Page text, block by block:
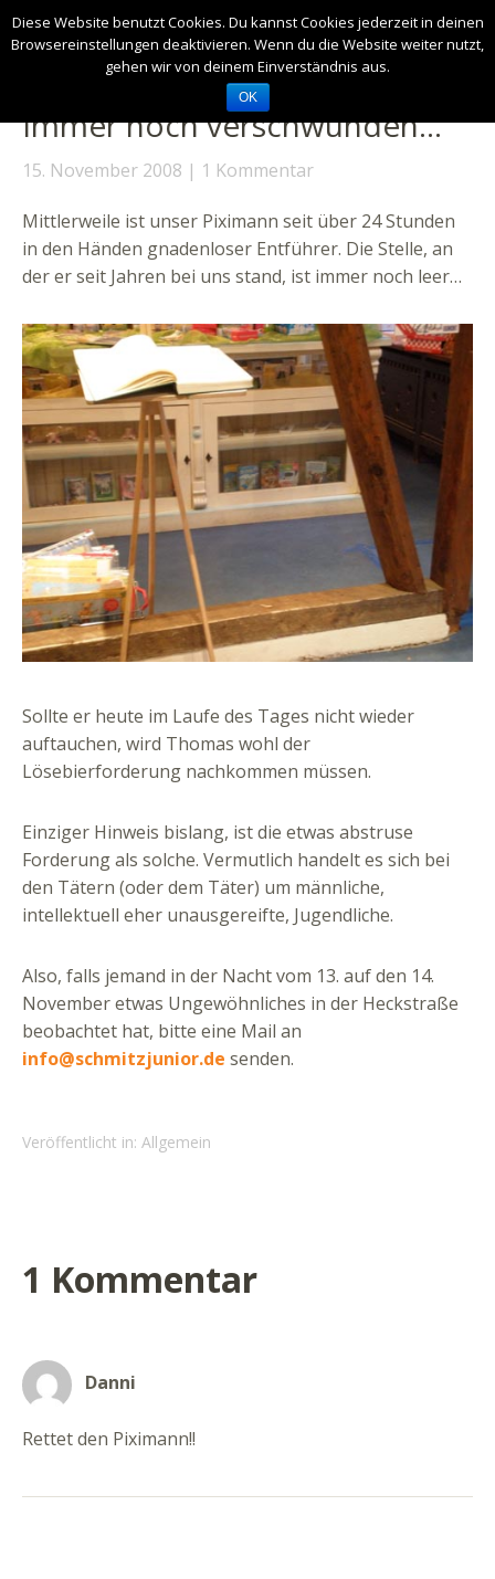
Immer noch verschwunden…
15. November 2008 1 Kommentar
Mittlerweile ist unser Piximann seit über 24 Stunden
in den Händen gnadenloser Entführer. Die Stelle, an
der er seit Jahren bei uns stand, ist immer noch leer…
Sollte er heute im Laufe des Tages nicht wieder
auftauchen, wird Thomas wohl der
Lösebierforderung nachkommen müssen.
Einziger Hinweis bislang, ist die etwas abstruse
Forderung als solche. Vermutlich handelt es sich bei
den Tätern (oder dem Täter) um männliche,
intellektuell eher unausgereifte, Jugendliche.
Also, falls jemand in der Nacht vom 13. auf den 14.
November etwas Ungewöhnliches in der Heckstraße
beobachtet hat, bitte eine Mail an
info@schmitzjunior.de senden.
Veröffentlicht in: Allgemein
1 Kommentar
Danni
Rettet den Piximann!!
Diese Website benutzt Cookies. Du kannst Cookies jederzeit in deinen
Browsereinstellungen deaktivieren. Wenn du die Website weiter nutzt,
gehen wir von deinem Einverständnis aus.
OK